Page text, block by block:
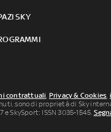
SKY
contrattuali, Privacy & Cookies,
sono di proprietà di Sky
e SkySport: ISSN 3035-1545.